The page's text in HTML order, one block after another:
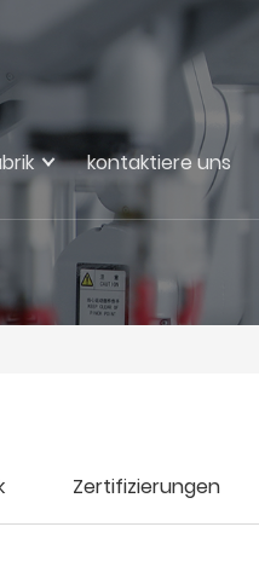
kontaktiere uns
Zertifizierungen